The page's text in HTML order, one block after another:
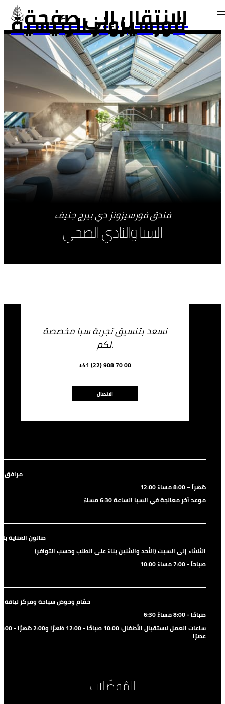
الانتقال إلى صفحة
فورسيزونز الرئيسية
فندق فورسيزونز دي بيرج جنيف
السبا والنادي الصحي
حجز جلسة علاجية
نسعد بتنسيق تجربة سبا مخصصة
لكم.
+41 (22) 908 70 00
الاتصال
مرافق
12:00 ظهراً – 8:00 مساءً
موعد آخر معالجة في السبا الساعة 6:30 مساءً
صالون العناية
الثلاثاء إلى السبت (الأحد والاثنين بناءً على الطلب وحسب التوافر)
10:00 صباحاً - 7:00 مساءً
حمّام وحوض سباحة ومركز لياقة
6:30 صباحًا - 8:00 مساءً
ساعات العمل لاستقبال الأطفال: 10:00 صباحًا - 12:00 ظهرًا و2:00 ظهرًا - 4:00
عصرًا
المُفضّلات